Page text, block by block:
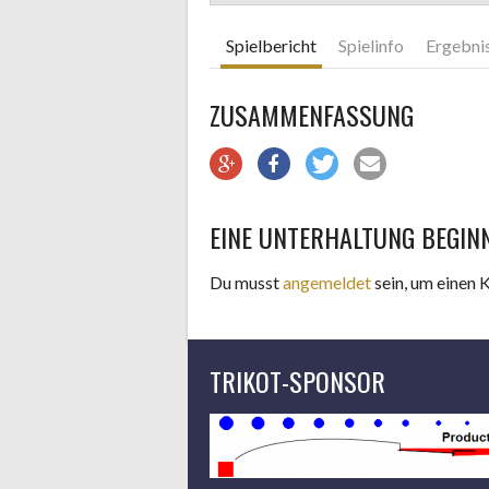
Spielbericht Spielinfo
ZUSAMMENFASSUNG
EINE UNTERHALTUNG
Du musstangemeldetsein, um einen
TRIKOT-SPONSOR